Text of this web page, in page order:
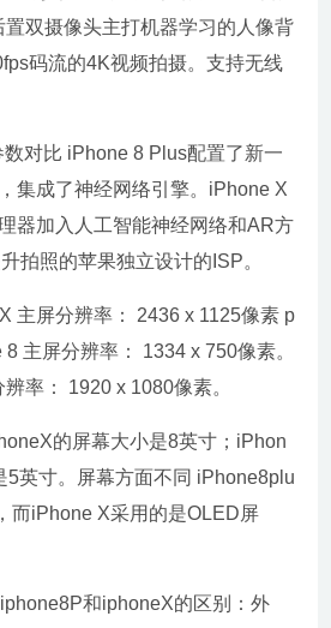
双摄像头主打机器学习的人像背
码流的4K视频拍摄。支持无线
对比 iPhone 8 Plus配置了新一
集成了神经网络引擎。iPhone X
器加入人工智能神经网络和AR方
拍照的苹果独立设计的ISP。
主屏分辨率： 2436 x 1125像素 p
主屏分辨率： 1334 x 750像素。
率： 1920 x 1080像素。
的屏幕大小是8英寸；iPhon
5英寸。屏幕方面不同 iPhone8plu
而iPhone X采用的是OLED屏
和iphoneX的区别：外